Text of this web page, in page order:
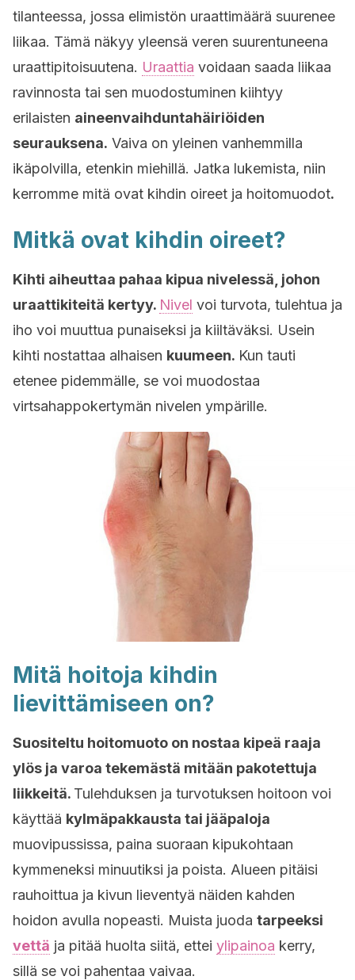
tilanteessa, jossa elimistön uraattimäärä suurenee
liikaa. Tämä näkyy yleensä veren suurentuneena
uraattipitoisuutena. Uraattia voidaan saada liikaa
ravinnosta tai sen muodostuminen kiihtyy
erilaisten aineenvaihduntahäiriöiden
seurauksena. Vaiva on yleinen vanhemmilla
ikäpolvilla, etenkin miehillä. Jatka lukemista, niin
kerromme mitä ovat kihdin oireet ja hoitomuodot.
Mitkä ovat kihdin oireet?
Kihti aiheuttaa pahaa kipua nivelessä, johon
uraattikiteitä kertyy. Nivel voi turvota, tulehtua ja
iho voi muuttua punaiseksi ja kiiltäväksi. Usein
kihti nostattaa alhaisen kuumeen. Kun tauti
etenee pidemmälle, se voi muodostaa
virtsahappokertymän nivelen ympärille.
Mitä hoitoja kihdin
lievittämiseen on?
Suositeltu hoitomuoto on nostaa kipeä raaja
ylös ja varoa tekemästä mitään pakotettuja
liikkeitä. Tulehduksen ja turvotuksen hoitoon voi
käyttää kylmäpakkausta tai jääpaloja
muovipussissa, paina suoraan kipukohtaan
kymmeneksi minuutiksi ja poista. Alueen pitäisi
rauhoittua ja kivun lieventyä näiden kahden
hoidon avulla nopeasti. Muista juoda tarpeeksi
vettä ja pitää huolta siitä, ettei ylipainoa kerry,
sillä se voi pahentaa vaivaa.